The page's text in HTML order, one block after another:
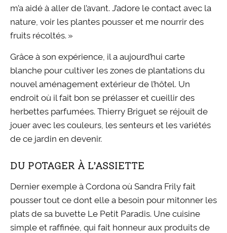
m’a aidé à aller de l’avant. J’adore le contact avec la
nature, voir les plantes pousser et me nourrir des
fruits récoltés. »
Grâce à son expérience, il a aujourd’hui carte
blanche pour cultiver les zones de plantations du
nouvel aménagement extérieur de l’hôtel. Un
endroit où il fait bon se prélasser et cueillir des
herbettes parfumées. Thierry Briguet se réjouit de
jouer avec les couleurs, les senteurs et les variétés
de ce jardin en devenir.
DU POTAGER À L’ASSIETTE
Dernier exemple à Cordona où Sandra Frily fait
pousser tout ce dont elle a besoin pour mitonner les
plats de sa buvette Le Petit Paradis. Une cuisine
simple et raffinée, qui fait honneur aux produits de